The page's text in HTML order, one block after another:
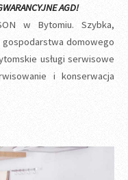
AGD!
w Bytomiu. Szybka,
gospodarstwa domowego
usługi serwisowe
i konserwacja